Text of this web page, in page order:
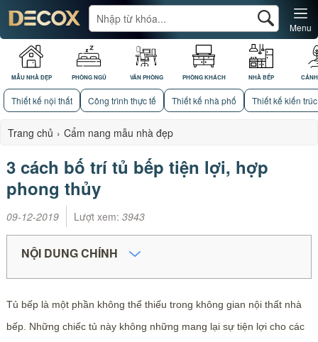
MẪU NHÀ ĐẸP PHÒNG NGỦ VĂN PHÒNG PHÒNG KHÁCH NHÀ BẾP
Menu
Thiết kế nội thất Công trình thực tế Thiết kế nhà phố Thiết kế kiến trúc
Trang chủ › Cẩm nang mẫu nhà đẹp
3 cách bố trí tủ bếp tiện lợi, hợp
phong thủy
09-12-2019 Lượt xem: 3943
NỘI DUNG CHÍNH
Tủ bếp là một phần không thể thiếu trong không gian nội thất nhà
bếp. Những chiếc tủ này không những mang lại sự tiện lợi cho các